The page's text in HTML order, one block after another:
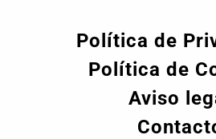
Política de
Política de
Aviso